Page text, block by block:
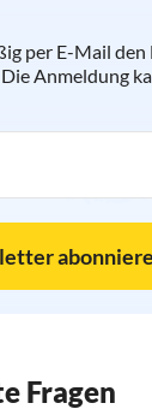
per E-Mail
Anmeldung
Fragen